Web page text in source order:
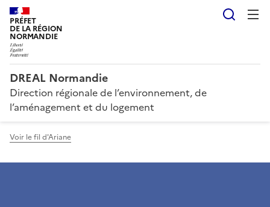
PRÉFET
DE LA RÉGION
NORMANDIE
DREAL Normandie
Direction régionale de l’environnement, de
l’aménagement et du logement
Voir le fil d'Ariane